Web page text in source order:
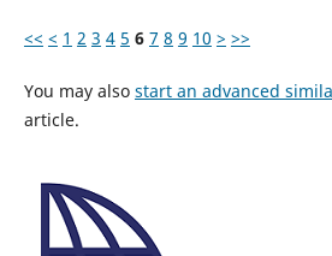
<< < 1 2 3 4 5 6 7 8 9 10 > >>
You may also start an advanced
article.